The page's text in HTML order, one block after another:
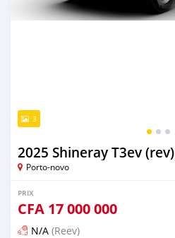
3
2025 Shineray T3ev (rev)
Porto-novo
PRIX
CFA 17 000 000
N/A (Reev)